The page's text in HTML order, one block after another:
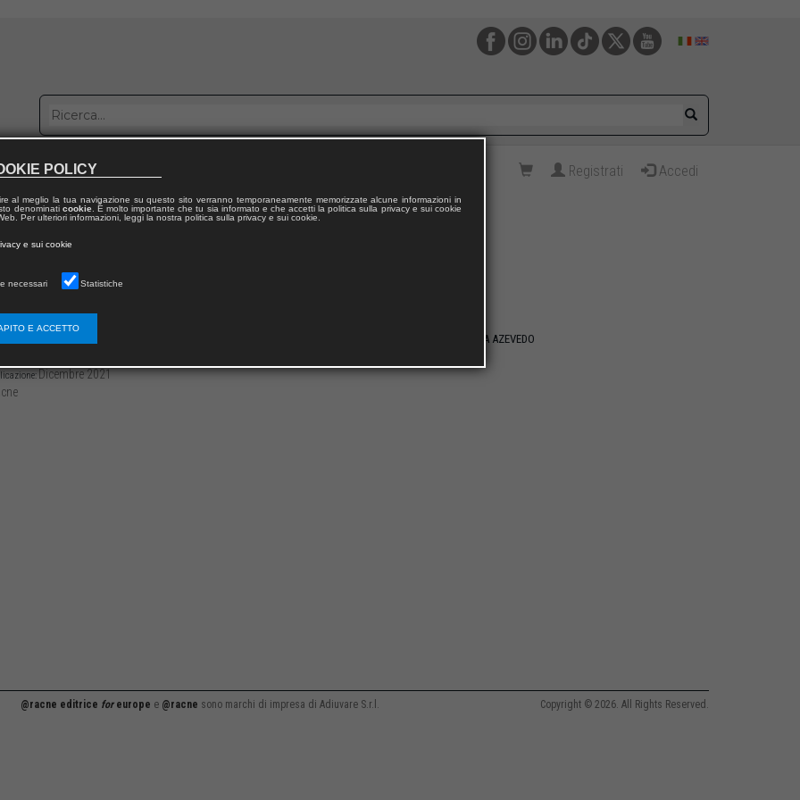
con noi Registrati Accedi
Dicembre 2021
Carlos Alberto MOREIRA AZEVEDO
@racne editrice foreurope e @racne sono marchi di impresa di Adiuvare S.r.l. Copyright © 2026. All Rights Reserved.
POLICY
al meglio la tua navigazione su questo sito verranno temporaneamente memorizzate alcune informazioni in
denominati cookie. È molto importante che tu sia informato e che accetti la politica sulla privacy e sui cookie
Per ulteriori informazioni, leggi la nostra politica sulla privacy e sui cookie.
e sui cookie
necessari Statistiche
E ACCETTO